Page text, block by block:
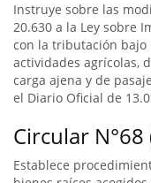
Instruye sobre las
20.630 a la Ley sobre
con la tributación
actividades agrícolas,
carga ajena y de
el Diario Oficial de
Circular
Establece